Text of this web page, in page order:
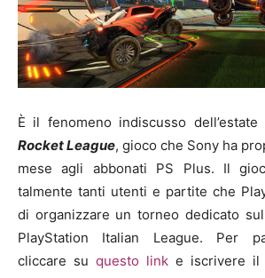
È il fenomeno indiscusso
Rocket League, gioco che Sony ha
mese agli abbonati PS Plus. Il
talmente tanti utenti e partite che
di organizzare un torneo dedicato
PlayStation Italian League. Per
cliccare su questo link e iscrivere il